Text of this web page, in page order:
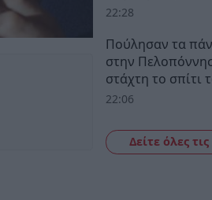
22:28
Πούλησαν τα
στην
στάχτη το σπίτι
22:06
Δείτε όλες